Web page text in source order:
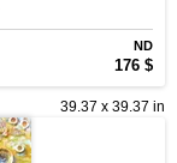
ND
176 $
39.37 x 39.37 in